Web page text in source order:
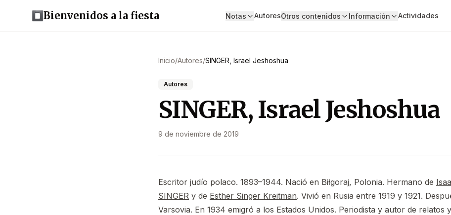
Bienvenidos a la fiesta Notas AutoresOtros contenidos Información Actividades
Inicio/Autores/SINGER, Israel Jeshoshua
Autores
SINGER, Israel Jeshoshua
9 de noviembre de 2019
Escritor judío polaco. 1893–1944. Nació en Biłgoraj, Polonia. Hermano de
SINGER y de Esther Singer Kreitman. Vivió en Rusia entre 1919 y 1921.
Varsovia. En 1934 emigró a los Estados Unidos. Periodista y autor de relatos